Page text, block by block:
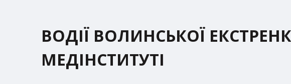
ВОДІЇ ВОЛИНСЬКОЇ
МЕДІНСТИТУТІ